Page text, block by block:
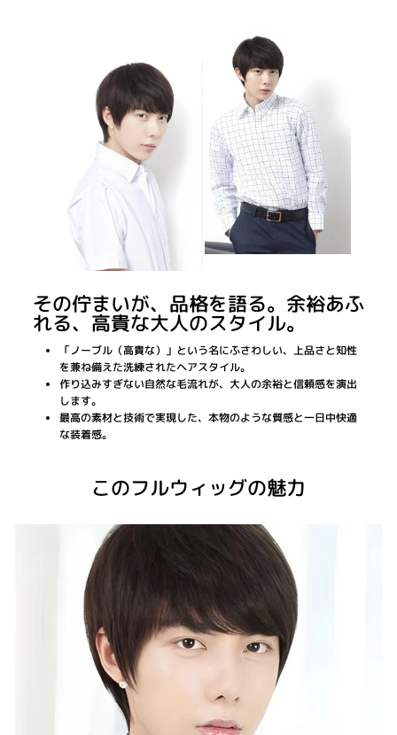
その佇まいが、品格を語る。余裕あふ
れる、高貴な大人のスタイル。
「ノーブル（高貴な）」という名にふさわしい、上品さと知性
を兼ね備えた洗練されたヘアスタイル。
作り込みすぎない自然な毛流れが、大人の余裕と信頼感を演出
します。
最高の素材と技術で実現した、本物のような質感と一日中快適
な装着感。
このフルウィッグの魅力